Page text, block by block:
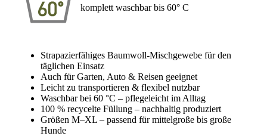
komplett waschbar bis 60° C
Strapazierfähiges Baumwoll-Mischgewebe für den
täglichen Einsatz
Auch für Garten, Auto & Reisen geeignet
Leicht zu transportieren & flexibel nutzbar
Waschbar bei 60 °C – pflegeleicht im Alltag
100 % recycelte Füllung – nachhaltig produziert
Größen M–XL – passend für mittelgroße bis große
Hunde